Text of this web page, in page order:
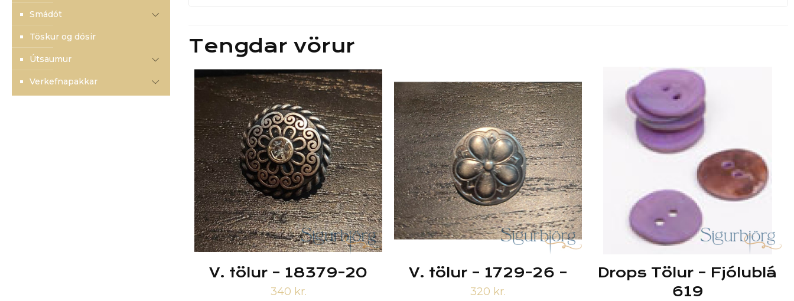
Tengdar vörur
V. tölur – 18379-20
340 kr.
V. tölur – 1729-26 –
320 kr.
Drops Tölur – Fjólublá
619
Smádót
Töskur og dósir
Útsaumur
Verkefnapakkar